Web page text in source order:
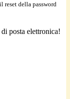
reset della password
posta elettronica!